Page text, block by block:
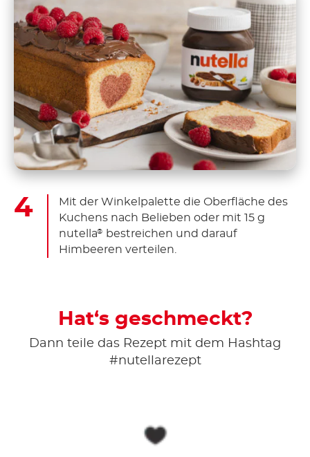
Mit der Winkelpalette die Oberfläche des
Kuchens nach Belieben oder mit 15 g
nutella®
bestreichen und darauf
Himbeeren verteilen.
Hat‘s geschmeckt?
Dann teile das Rezept mit dem Hashtag
#nutellarezept